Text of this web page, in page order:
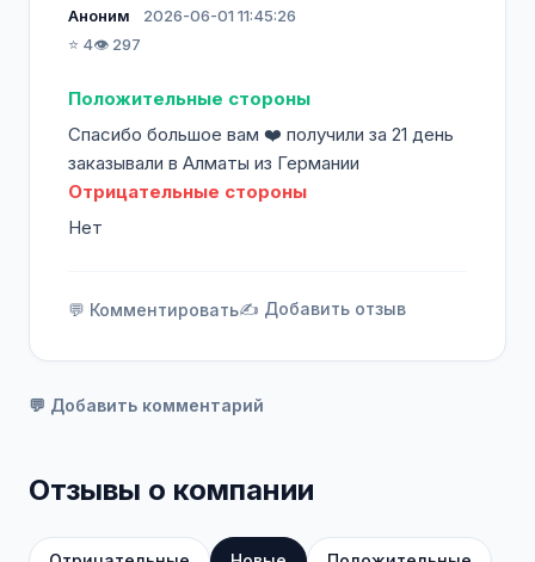
Аноним
2026-06-01 11:45:26
⭐ 4👁️ 297
Положительные стороны
Спасибо большое вам ❤️ получили за 21 день
заказывали в Алматы из Германии
Отрицательные стороны
Нет
💬 Комментировать✍️ Добавить отзыв
💬 Добавить комментарий
Отзывы о компании